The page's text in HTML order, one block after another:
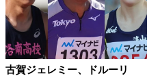
古賀ジェレミー、ドルーリ